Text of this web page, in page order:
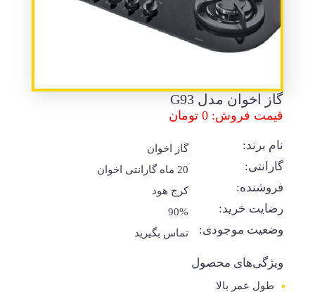
گاز اخوان مدل G93
قیمت فروش: 0 تومان
نام برند: گاز اخوان
گارانتی: 20 ماه گارانتی اخوان
فروشنده: کرج هود
رضایت خرید: 90%
وضعیت موجودی: تماس بگیرید
ویژگی‌های محصول
طول عمر بالا